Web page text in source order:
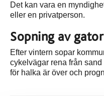
Det kan vara en
eller en privatperson.
Sopning av gator
Efter vintern sopar
cykelvägar rena från
för halka är över och